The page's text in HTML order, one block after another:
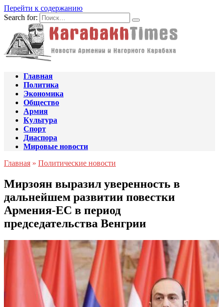
Перейти к содержанию
Search for:
Главная
Политика
Экономика
Общество
Армия
Культура
Спорт
Диаспора
Мировые новости
Главная » Политические новости
Мирзоян выразил уверенность в
дальнейшем развитии повестки
Армения-ЕС в период
председательства Венгрии